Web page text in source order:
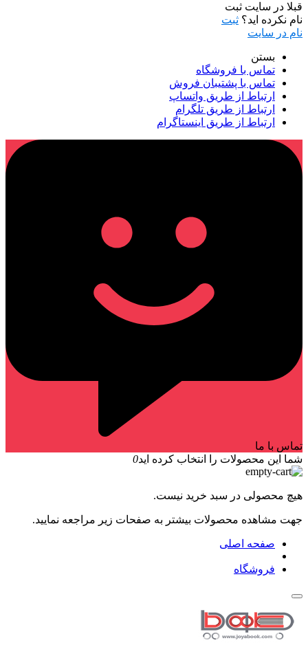
قبلا در سایت ثبت
نام نکرده اید؟ ثبت
نام در سایت
بستن
تماس با فروشگاه
تماس با پشتیبان فروش
ارتباط از طریق واتساپ
ارتباط از طریق تلگرام
ارتباط از طریق اینستاگرام
تماس با ما
شما این محصولات را انتخاب کرده اید0
هیچ محصولی در سبد خرید نیست.
جهت مشاهده محصولات بیشتر به صفحات زیر مراجعه نمایید.
صفحه اصلی
فروشگاه